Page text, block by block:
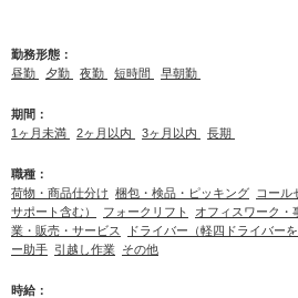
勤務形態：
昼勤
夕勤 夜勤 短時間 早朝勤
期間：
1ヶ月未満
2ヶ月以内 3ヶ月以内 長期
職種：
荷物・商品仕分け 梱包・検品・ピッキング コール
サポート含む）
フォークリフト オフィスワーク・
業・販売・サービス
ドライバー（軽四ドライバーを
ー助手 引越し作業 その他
時給：